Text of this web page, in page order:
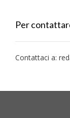
Per
Contattaci a: